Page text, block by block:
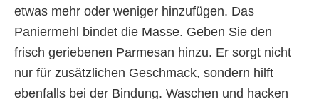
etwas mehr oder weniger hinzufügen. Das
Paniermehl bindet die Masse. Geben Sie den
frisch geriebenen Parmesan hinzu. Er sorgt nicht
nur für zusätzlichen Geschmack, sondern hilft
ebenfalls bei der Bindung. Waschen und hacken